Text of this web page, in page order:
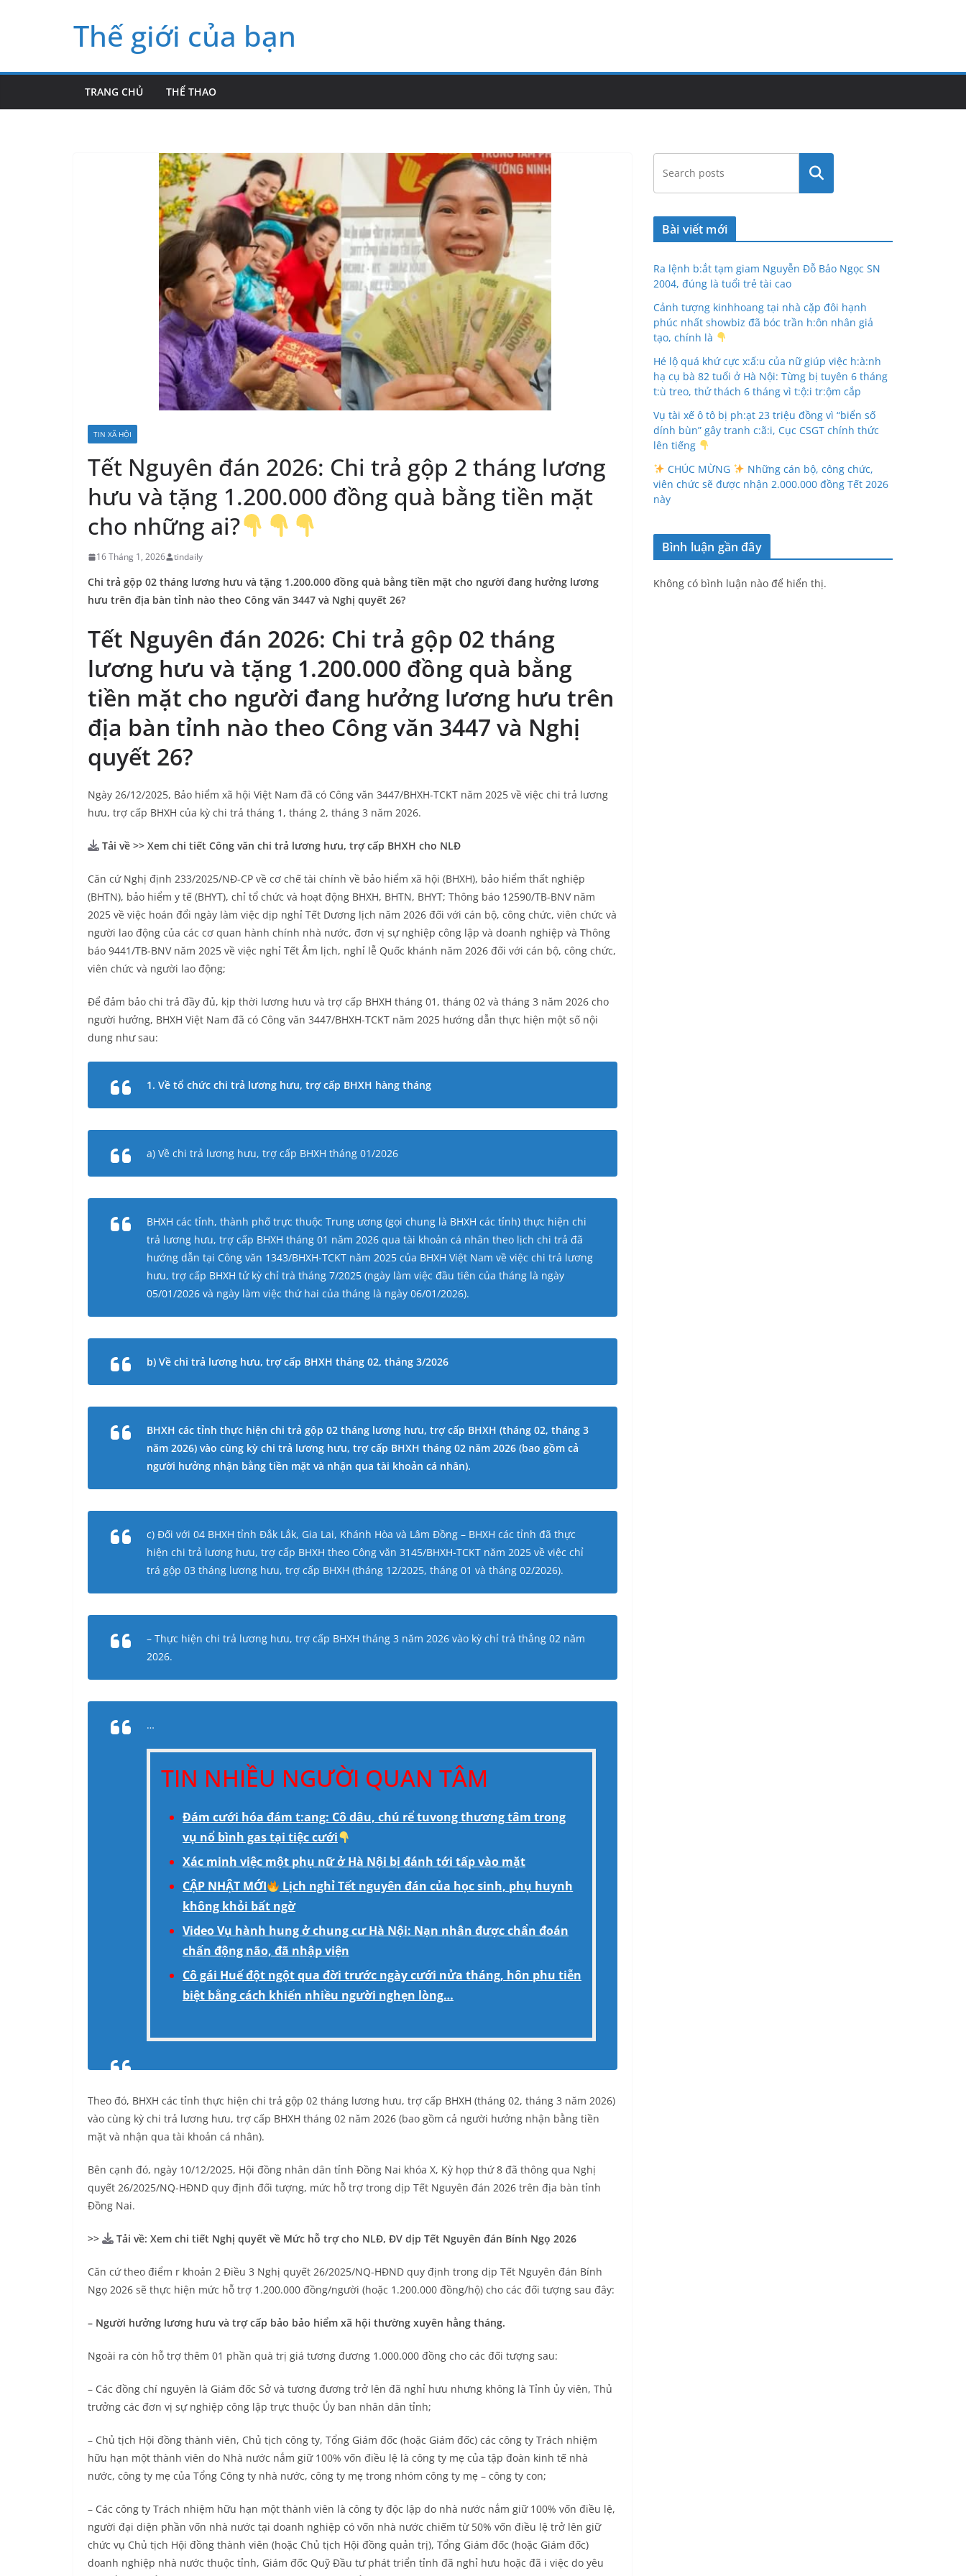
Thế giới của bạn
TRANG CHỦ THỂ THAO
TIN XÃ HỘI
Tết Nguyên đán 2026: Chi trả gộp 2 tháng lương
hưu và tặng 1.200.000 đồng quà bằng tiền mặt
cho những ai?
16 Tháng 1, 2026 tindaily
Chi trả gộp 02 tháng lương hưu và tặng 1.200.000 đồng quà bằng tiền mặt cho người đang hưởng lương
hưu trên địa bàn tỉnh nào theo Công văn 3447 và Nghị quyết 26?
Tết Nguyên đán 2026: Chi trả gộp 02 tháng
lương hưu và tặng 1.200.000 đồng quà bằng
tiền mặt cho người đang hưởng lương hưu trên
địa bàn tỉnh nào theo Công văn 3447 và Nghị
quyết 26?
Ngày 26/12/2025, Bảo hiểm xã hội Việt Nam đã có Công văn 3447/BHXH-TCKT năm 2025 về việc chi trả lương
hưu, trợ cấp BHXH của kỳ chi trả tháng 1, tháng 2, tháng 3 năm 2026.
Tải về >> Xem chi tiết Công văn chi trả lương hưu, trợ cấp BHXH cho NLĐ
Căn cứ Nghị định 233/2025/NĐ-CP về cơ chế tài chính về bảo hiểm xã hội (BHXH), bảo hiểm thất nghiệp
(BHTN), bảo hiểm y tế (BHYT), chỉ tổ chức và hoạt động BHXH, BHTN, BHYT; Thông báo 12590/TB-BNV năm
2025 về việc hoán đổi ngày làm việc dịp nghỉ Tết Dương lịch năm 2026 đối với cán bộ, công chức, viên chức và
người lao động của các cơ quan hành chính nhà nước, đơn vị sự nghiệp công lập và doanh nghiệp và Thông
báo 9441/TB-BNV năm 2025 về việc nghỉ Tết Âm lịch, nghỉ lễ Quốc khánh năm 2026 đối với cán bộ, công chức,
viên chức và người lao động;
Để đảm bảo chi trả đầy đủ, kịp thời lương hưu và trợ cấp BHXH tháng 01, tháng 02 và tháng 3 năm 2026 cho
người hưởng, BHXH Việt Nam đã có Công văn 3447/BHXH-TCKT năm 2025 hướng dẫn thực hiện một số nội
dung như sau:
1. Về tổ chức chi trả lương hưu, trợ cấp BHXH hàng tháng
a) Về chi trả lương hưu, trợ cấp BHXH tháng 01/2026
BHXH các tỉnh, thành phố trực thuộc Trung ương (gọi chung là BHXH các tỉnh) thực hiện chi
trả lương hưu, trợ cấp BHXH tháng 01 năm 2026 qua tài khoản cá nhân theo lịch chi trả đã
hướng dẫn tại Công văn 1343/BHXH-TCKT năm 2025 của BHXH Việt Nam về việc chi trả lương
hưu, trợ cấp BHXH tử kỳ chỉ trà tháng 7/2025 (ngày làm việc đầu tiên của tháng là ngày
05/01/2026 và ngày làm việc thứ hai của tháng là ngày 06/01/2026).
b) Về chi trả lương hưu, trợ cấp BHXH tháng 02, tháng 3/2026
BHXH các tỉnh thực hiện chi trả gộp 02 tháng lương hưu, trợ cấp BΗΧΗ (tháng 02, tháng 3
năm 2026) vào cùng kỳ chi trả lương hưu, trợ cấp BHXH tháng 02 năm 2026 (bao gồm cả
người hưởng nhận bằng tiền mặt và nhận qua tài khoản cá nhân).
c) Đối với 04 BHXH tỉnh Đắk Lắk, Gia Lai, Khánh Hòa và Lâm Đồng – BHXH các tỉnh đã thực
hiện chi trả lương hưu, trợ cấp BHXH theo Công văn 3145/BHXH-TCKT năm 2025 về việc chỉ
trá gộp 03 tháng lương hưu, trợ cấp BHXH (tháng 12/2025, tháng 01 và tháng 02/2026).
– Thực hiện chi trả lương hưu, trợ cấp BHXH tháng 3 năm 2026 vào kỳ chỉ trả thẳng 02 năm
2026.
…
TIN NHIỀU NGƯỜI QUAN TÂM
Đám cưới hóa đám t:ang: Cô dâu, chú rể tuvong thương tâm trong
vụ nổ bình gas tại tiệc cưới
Xác minh việc một phụ nữ ở Hà Nội bị đánh tới tấp vào mặt
CẬP NHẬT MỚI
Lịch nghỉ Tết nguyên đán của học sinh, phụ huynh
không khỏi bất ngờ
Video Vụ hành hung ở chung cư Hà Nội: Nạn nhân được chẩn đoán
chấn động não, đã nhập viện
Cô gái Huế đột ngột qua đời trước ngày cưới nửa tháng, hôn phu tiễn
biệt bằng cách khiến nhiều người nghẹn lòng…
Theo đó, BHXH các tỉnh thực hiện chi trả gộp 02 tháng lương hưu, trợ cấp BΗΧΗ (tháng 02, tháng 3 năm 2026)
vào cùng kỳ chi trả lương hưu, trợ cấp BHXH tháng 02 năm 2026 (bao gồm cả người hưởng nhận bằng tiền
mặt và nhận qua tài khoản cá nhân).
Bên cạnh đó, ngày 10/12/2025, Hội đồng nhân dân tỉnh Đồng Nai khóa X, Kỳ họp thứ 8 đã thông qua Nghị
quyết 26/2025/NQ-HĐND quy định đối tượng, mức hỗ trợ trong dịp Tết Nguyên đán 2026 trên địa bàn tỉnh
Đồng Nai.
>> Tải về: Xem chi tiết Nghị quyết về Mức hỗ trợ cho NLĐ, ĐV dịp Tết Nguyên đán Bính Ngọ 2026
Căn cứ theo điểm r khoản 2 Điều 3 Nghị quyết 26/2025/NQ-HĐND quy định trong dịp Tết Nguyên đán Bính
Ngọ 2026 sẽ thực hiện mức hỗ trợ 1.200.000 đồng/người (hoặc 1.200.000 đồng/hộ) cho các đối tượng sau đây:
– Người hưởng lương hưu và trợ cấp bảo bảo hiểm xã hội thường xuyên hằng tháng.
Ngoài ra còn hỗ trợ thêm 01 phần quà trị giá tương đương 1.000.000 đồng cho các đối tượng sau:
– Các đồng chí nguyên là Giám đốc Sở và tương đương trở lên đã nghỉ hưu nhưng không là Tỉnh ủy viên, Thủ
trưởng các đơn vị sự nghiệp công lập trực thuộc Ủy ban nhân dân tỉnh;
– Chủ tịch Hội đồng thành viên, Chủ tịch công ty, Tổng Giám đốc (hoặc Giám đốc) các công ty Trách nhiệm
hữu hạn một thành viên do Nhà nước nắm giữ 100% vốn điều lệ là công ty mẹ của tập đoàn kinh tế nhà
nước, công ty mẹ của Tổng Công ty nhà nước, công ty mẹ trong nhóm công ty mẹ – công ty con;
– Các công ty Trách nhiệm hữu hạn một thành viên là công ty độc lập do nhà nước nắm giữ 100% vốn điều lệ,
người đại diện phần vốn nhà nước tại doanh nghiệp có vốn nhà nước chiếm từ 50% vốn điều lệ trở lên giữ
chức vụ Chủ tịch Hội đồng thành viên (hoặc Chủ tịch Hội đồng quản trị), Tổng Giám đốc (hoặc Giám đốc)
doanh nghiệp nhà nước thuộc tỉnh, Giám đốc Quỹ Đầu tư phát triển tỉnh đã nghỉ hưu hoặc đã i việc do yêu
Tìm
kiếm
Bài viết mới
Ra lệnh b:ắt tạm giam Nguyễn Đỗ Bảo Ngọc SN
2004, đúng là tuổi trẻ tài cao
Cảnh tượng kinhhoang tại nhà cặp đôi hạnh
phúc nhất showbiz đã bóc trần h:ôn nhân giả
tạo, chính là
Hé lộ quá khứ cực x:ấ:u của nữ giúp việc h:à:nh
hạ cụ bà 82 tuổi ở Hà Nội: Từng bị tuyên 6 tháng
t:ù treo, thử thách 6 tháng vì t:ộ:i tr:ộm cắp
Vụ tài xế ô tô bị ph:ạt 23 triệu đồng vì “biển số
dính bùn” gây tranh c:ã:i, Cục CSGT chính thức
lên tiếng
CHÚC MỪNG
Những cán bộ, công chức,
viên chức sẽ được nhận 2.000.000 đồng Tết 2026
này
Bình luận gần đây
Không có bình luận nào để hiển thị.